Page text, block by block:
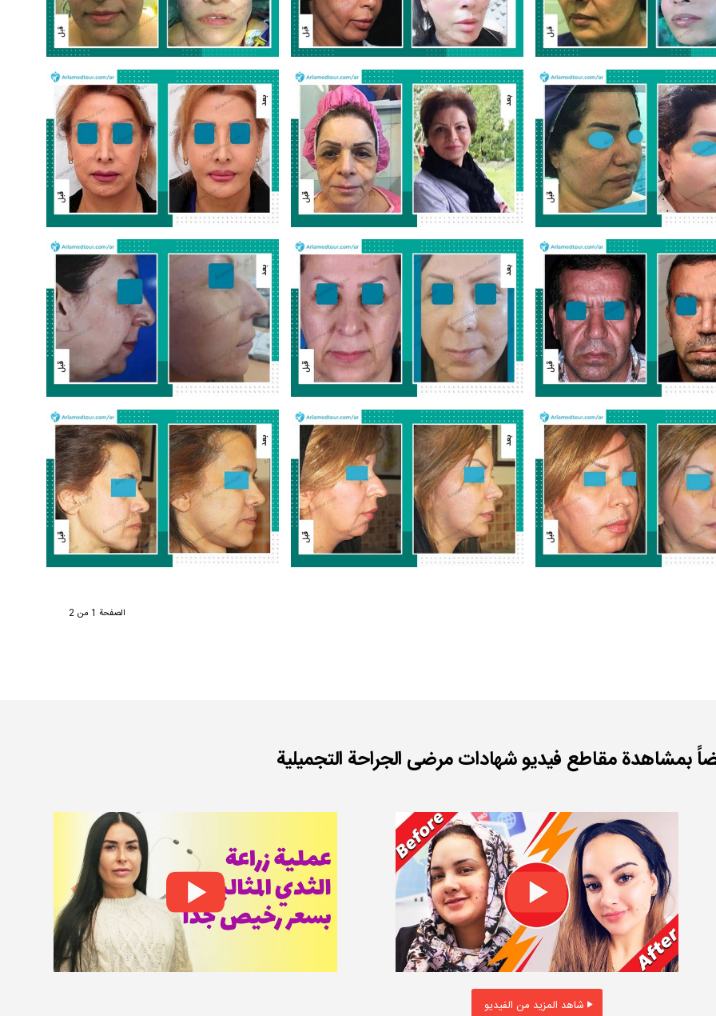
الصفحة 1 من 2
بمشاهدة مقاطع فيديو شهادات مرضى الجراحة التجميلية
شاهد المزيد من الفيديو